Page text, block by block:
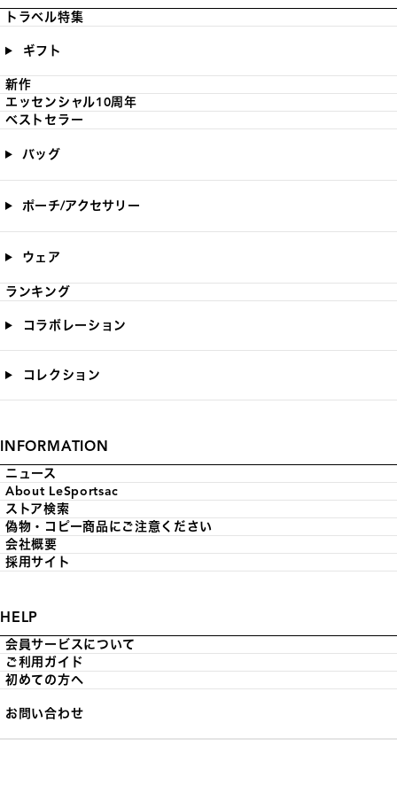
トラベル特集
ギフト
新作
エッセンシャル10周年
ベストセラー
バッグ
ポーチ/アクセサリー
ウェア
ランキング
コラボレーション
コレクション
INFORMATION
ニュース
About LeSportsac
ストア検索
偽物・コピー商品にご注意ください
会社概要
採用サイト
HELP
会員サービスについて
ご利用ガイド
初めての方へ
お問い合わせ